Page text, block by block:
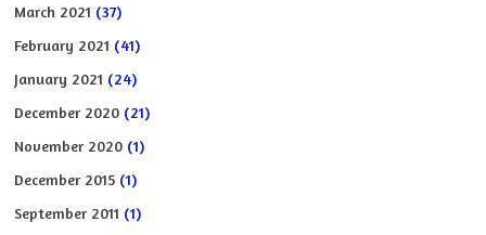
March 2021 (37)
February 2021 (41)
January 2021 (24)
December 2020 (21)
November 2020 (1)
December 2015 (1)
September 2011 (1)